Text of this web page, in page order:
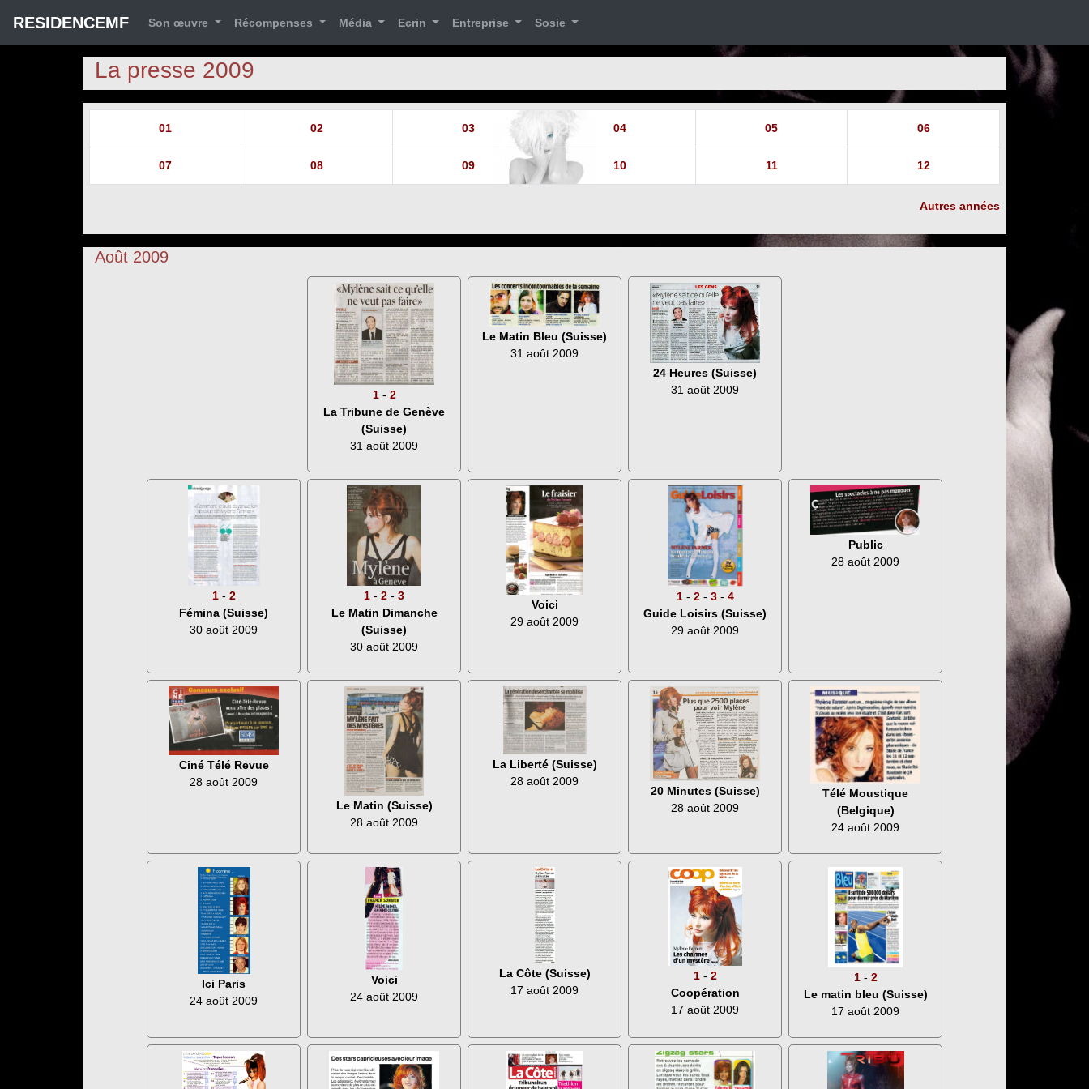
RESIDENCEMF Son œuvre Récompenses Média Ecrin Entreprise Sosie
La presse 2009
01 02 03 04 05 06
07 08 09 10 11 12
Autres années
Août 2009
1- 2
La Tribune de Genève
(Suisse)
31 août 2009
Le Matin Bleu (Suisse)
31 août 2009
24 Heures (Suisse)
31 août 2009
1- 2
Fémina (Suisse)
30 août 2009
1 - 2 - 3
Le Matin Dimanche
(Suisse)
30 août 2009
Voici
29 août 2009
1- 2- 3- 4
Guide Loisirs (Suisse)
29 août 2009
Public
28 août 2009
Ciné Télé Revue
28 août 2009
Le Matin (Suisse)
28 août 2009
La Liberté (Suisse)
28 août 2009
20 Minutes (Suisse)
28 août 2009
Télé Moustique
(Belgique)
24 août 2009
Ici Paris
24 août 2009
Voici
24 août 2009
La Côte (Suisse)
17 août 2009
1- 2
Coopération
17 août 2009
1- 2
Le matin bleu (Suisse)
17 août 2009